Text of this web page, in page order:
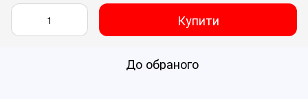
Купити
До обраного